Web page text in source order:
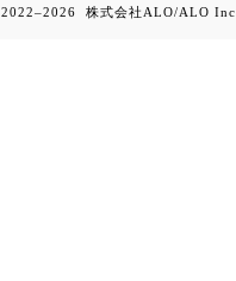
2022–2026 株式会社ALO/ALO Inc.